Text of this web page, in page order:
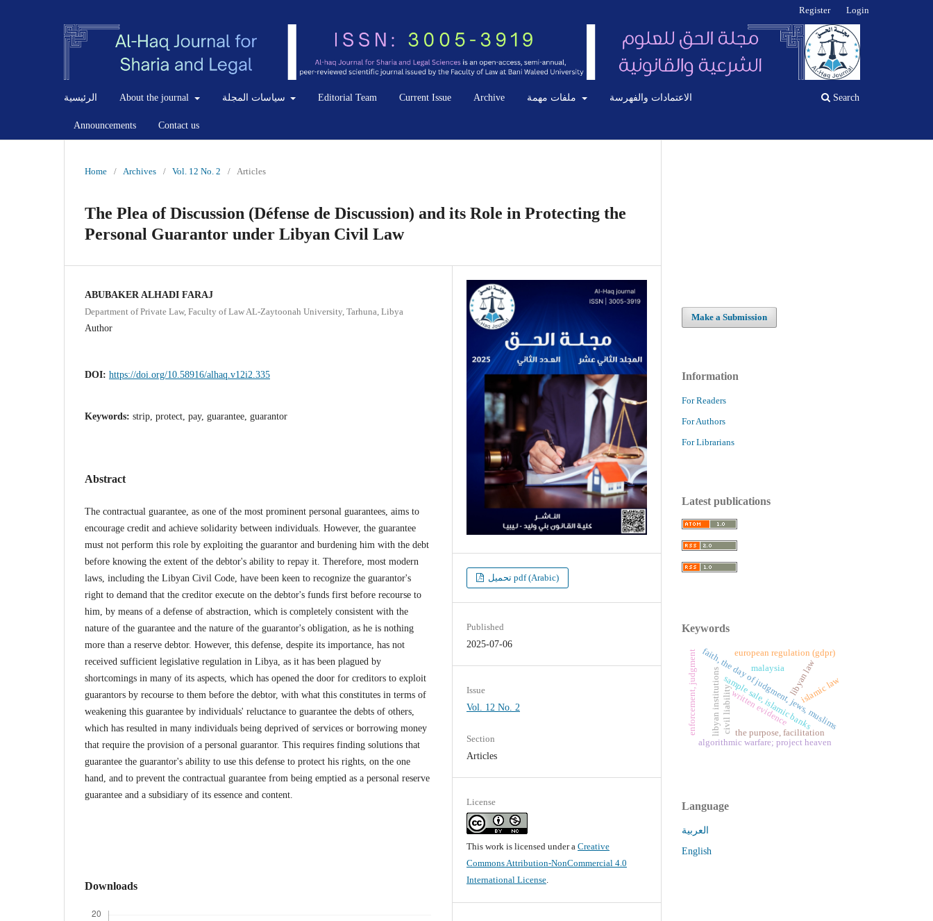
الرئيسية About the journal Editorial Team Current Issue Archive الاعتمادات والفهرسة
Announcements Contact us
Search
Register Login
Home / Archives / Vol. 12 No. 2 / Articles
The Plea of Discussion (Défense de Discussion) and its Role in Protecting the
Personal Guarantor under Libyan Civil Law
ABUBAKER ALHADI FARAJ
Department of Private Law, Faculty of Law AL-Zaytoonah University, Tarhuna, Libya
Author
DOI: https://doi.org/10.58916/alhaq.v12i2.335
Keywords: strip, protect, pay, guarantee, guarantor
Abstract
The contractual guarantee, as one of the most prominent personal guarantees, aims to
encourage credit and achieve solidarity between individuals. However, the guarantee
must not perform this role by exploiting the guarantor and burdening him with the debt
before knowing the extent of the debtor's ability to repay it. Therefore, most modern
laws, including the Libyan Civil Code, have been keen to recognize the guarantor's
right to demand that the creditor execute on the debtor's funds first before recourse to
him, by means of a defense of abstraction, which is completely consistent with the
nature of the guarantee and the nature of the guarantor's obligation, as he is nothing
more than a reserve debtor. However, this defense, despite its importance, has not
received sufficient legislative regulation in Libya, as it has been plagued by
shortcomings in many of its aspects, which has opened the door for creditors to exploit
guarantors by recourse to them before the debtor, with what this constitutes in terms of
weakening this guarantee by individuals' reluctance to guarantee the debts of others,
which has resulted in many individuals being deprived of services or borrowing money
that require the provision of a personal guarantor. This requires finding solutions that
guarantee the guarantor's ability to use this defense to protect his rights, on the one
hand, and to prevent the contractual guarantee from being emptied as a personal reserve
guarantee and a subsidiary of its essence and content.
Downloads
تحميل pdf (Arabic)
Published
2025-07-06
Issue
Vol. 12 No. 2
Section
Articles
License
This work is licensed under aCreative
Commons Attribution-NonCommercial 4.0
International License.
Make a Submission
Information
For Readers
For Authors
For Librarians
Latest publications
Keywords
faith, the day of judgment, jews, muslims
sample sale, islamic banks
malaysia
libyan institutions the purpose, facilitation
islamic law
civil liability
libyan law
european regulation (gdpr)
written evidence
algorithmic warfare; project heaven
enforcement, judgment
Language
العربية
English